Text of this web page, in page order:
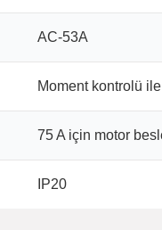
AC-53A
Moment kontrolü ile
75 A için motor
IP20